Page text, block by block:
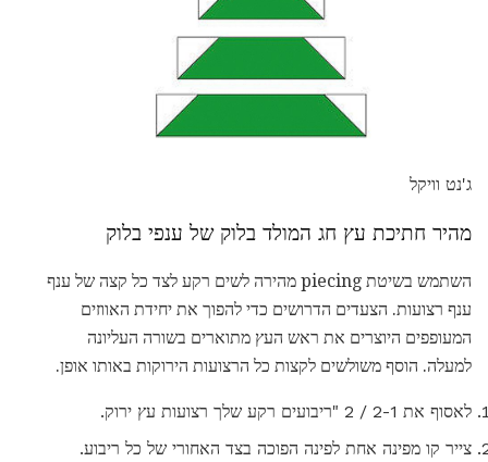
ג'נט וויקל
מהיר חתיכת עץ חג המולד בלוק של ענפי בלוק
השתמש בשיטת piecing מהירה לשים רקע לצד כל קצה של ענף
ענף רצועות. הצעדים הדרושים כדי להפוך את יחידת האווזים
המעופפים היוצרים את ראש העץ מתוארים בשורה העליונה
למעלה. הוסף משולשים לקצות כל הרצועות הירוקות באותו אופן.
לאסוף את 2-1 / 2 "ריבועים רקע שלך רצועות עץ ירוק.
צייר קו מפינה אחת לפינה הפוכה בצד האחורי של כל ריבוע.